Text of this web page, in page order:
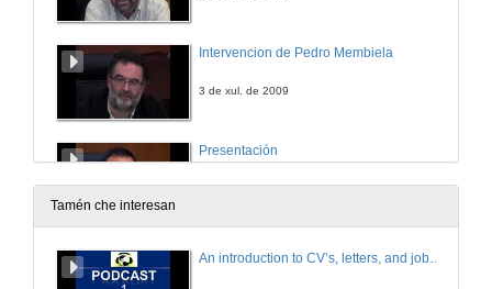
Intervencion de Pedro Membiela
3 de xul. de 2009
Presentación
4 de xul. de 2009
Tamén che interesan
An introduction to CV’s, letters, and job searching